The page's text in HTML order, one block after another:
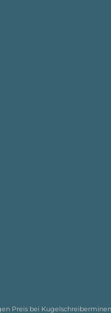
Preis bei